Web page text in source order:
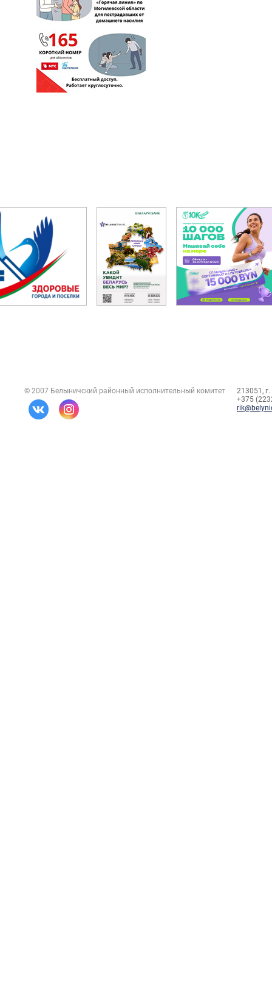
© 2007 Белыничский районный исполнительный комитет
213051,
+375